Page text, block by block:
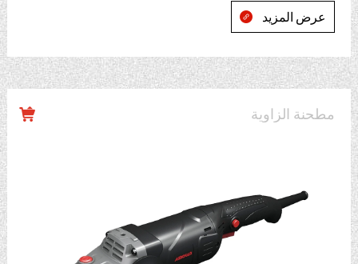
عرض المزيد 
مطحنة الزاوية 